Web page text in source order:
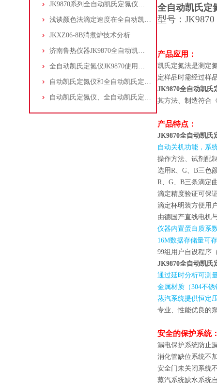
JK9870系列全自动凯氏定氮仪的操作权限管理
浅谈颜色法滴定速度在全自动凯氏定氮仪中应用
JKXZ06-8B消煮炉技术分析
济南鲁热仪器JK9870全自动凯氏定氮仪在土壤氮含量测定中应用
全自动凯氏定氮仪JK9870使用指南2021版
自动凯氏定氮仪和全自动凯氏定氮仪选购、配置方案
自动凯氏定氮仪、全自动凯氏定氮仪的区别与选择
全自动凯氏定
型号： JK9870
产品应用：
凯氏定氮法是测定
定样品时需经过
JK9870全自动凯氏
其方法、制造符合
产品特点：
JK9870全自动凯氏
自动关机功能，系
操作方法、试剂配
选用R、 G、 B三色
R、 G、 B三条滴定
滴定精度验证可保
滴定杯明装方便用
由德国产直线电机
仪器内置蛋白质系
16M数据存储量可
99组用户自设程序
JK9870全自动凯氏
通过延时分析可测
金属材质（304不锈
蒸汽系统提供恒定
专业、性能优良的
安全的保护系统
漏电保护系统防止
消化管缺位系统不
安全门未关闭系统
蒸汽系统缺水系统